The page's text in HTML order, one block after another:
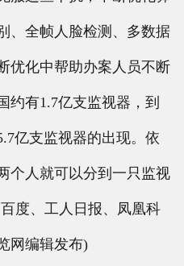
、全帧人脸检测、多数据
优化中帮助办案人员不断
约有1.7亿支监视器，到
亿支监视器的出现。依
个人就可以分到一只监视
度、工人日报、凤凰科
网编辑发布)